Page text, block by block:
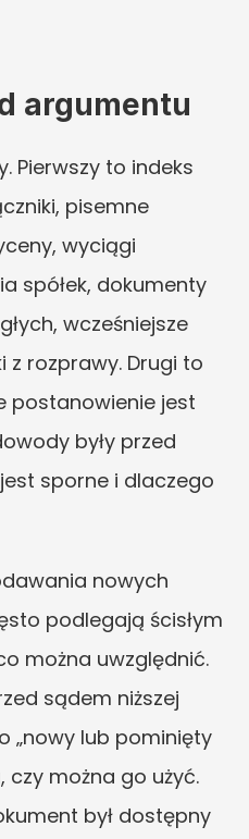
argumentu
Pierwszy to indeks
pisemne
wyciągi
spółek, dokumenty
wcześniejsze
rozprawy. Drugi to
postanowienie jest
były przed
sporne i dlaczego
nowych
podlegają ścisłym
można uwzględnić.
sądem niższej
„nowy lub pominięty
czy można go użyć.
był dostępny